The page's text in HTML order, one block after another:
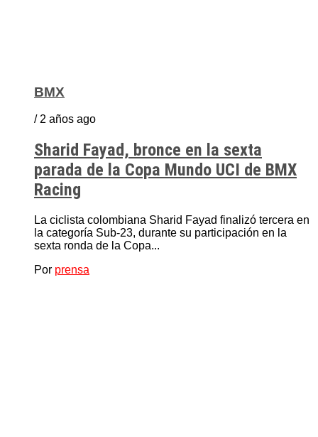
BMX
/ 2 años ago
Sharid Fayad, bronce en la sexta
parada de la Copa Mundo UCI de BMX
Racing
La ciclista colombiana Sharid Fayad finalizó tercera en
la categoría Sub-23, durante su participación en la
sexta ronda de la Copa...
Por prensa